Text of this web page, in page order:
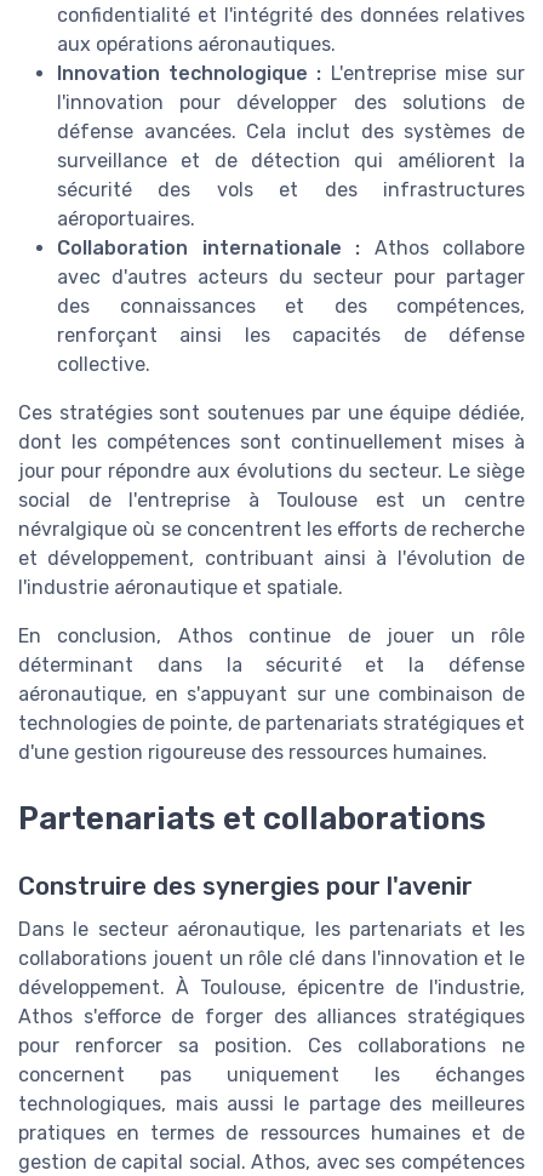
confidentialité et l'intégrité des données relatives
aux opérations aéronautiques.
Innovation technologique : L'entreprise mise sur
l'innovation pour développer des solutions de
défense avancées. Cela inclut des systèmes de
surveillance et de détection qui améliorent la
sécurité des vols et des infrastructures
aéroportuaires.
Collaboration internationale : Athos collabore
avec d'autres acteurs du secteur pour partager
des connaissances et des compétences,
renforçant ainsi les capacités de défense
collective.
Ces stratégies sont soutenues par une équipe dédiée,
dont les compétences sont continuellement mises à
jour pour répondre aux évolutions du secteur. Le siège
social de l'entreprise à Toulouse est un centre
névralgique où se concentrent les efforts de recherche
et développement, contribuant ainsi à l'évolution de
l'industrie aéronautique et spatiale.
En conclusion, Athos continue de jouer un rôle
déterminant dans la sécurité et la défense
aéronautique, en s'appuyant sur une combinaison de
technologies de pointe, de partenariats stratégiques et
d'une gestion rigoureuse des ressources humaines.
Partenariats et collaborations
Construire des synergies pour l'avenir
Dans le secteur aéronautique, les partenariats et les
collaborations jouent un rôle clé dans l'innovation et le
développement. À Toulouse, épicentre de l'industrie,
Athos s'efforce de forger des alliances stratégiques
pour renforcer sa position. Ces collaborations ne
concernent pas uniquement les échanges
technologiques, mais aussi le partage des meilleures
pratiques en termes de ressources humaines et de
gestion de capital social. Athos, avec ses compétences